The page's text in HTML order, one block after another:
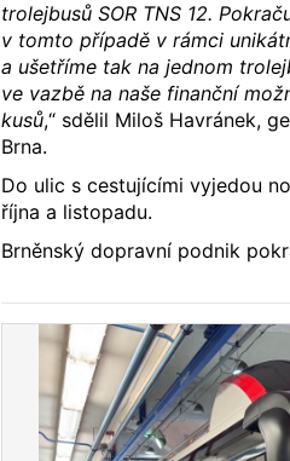
trolejbusů SOR TNS 12.
v tomto případě v rámci
a ušetříme tak na jednom
ve vazbě na naše finanční
kusů,“ sdělil Miloš Havránek,
Brna.
Do ulic s cestujícími vyjedou
října a listopadu.
Brněnský dopravní podnik